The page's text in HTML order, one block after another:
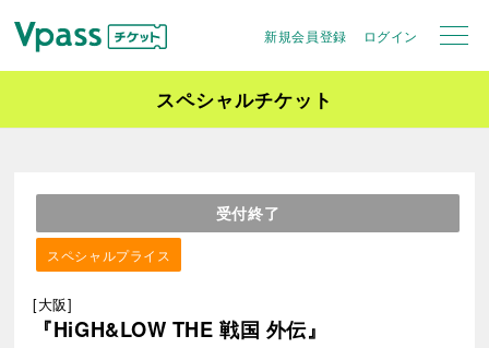
新規会員登録 ログイン
スペシャルチケット
受付終了
スペシャルプライス
[大阪]
『HiGH&LOW THE 戦国 外伝』